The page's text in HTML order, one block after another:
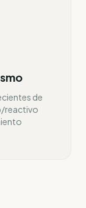
de
reactivo